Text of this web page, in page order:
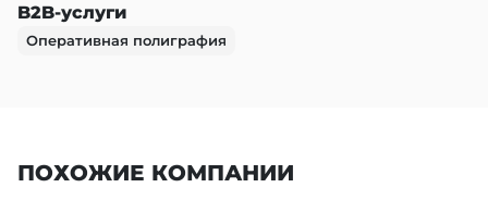
B2B-услуги
Оперативная полиграфия
ПОХОЖИЕ КОМПАНИИ